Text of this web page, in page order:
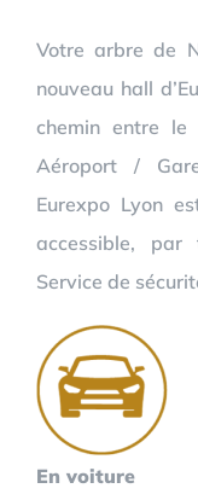
Votre arbre de
nouveau hall
chemin entre
Aéroport /
Eurexpo Lyon
accessible,
Service de
En voiture